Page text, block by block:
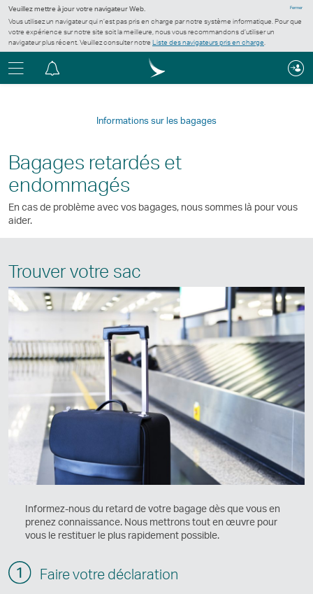
Fermer
Veuillez mettre à jour votre navigateur Web.
Vous utilisez un navigateur qui n’est pas pris en charge par notre système informatique. Pour que
votre expérience sur notre site soit la meilleure, nous vous recommandons d’utiliser un
navigateur plus récent. Veuillez consulter notre Liste des navigateurs pris en charge.
Informations sur les bagages
Bagages retardés et
endommagés
En cas de problème avec vos bagages, nous sommes là pour vous
aider.
Trouver votre sac
Informez-nous du retard de votre bagage dès que vous en
prenez connaissance. Nous mettrons tout en œuvre pour
vous le restituer le plus rapidement possible.
Faire votre déclaration